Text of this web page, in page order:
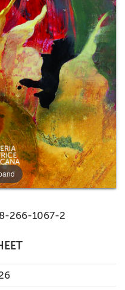
266-1067-2